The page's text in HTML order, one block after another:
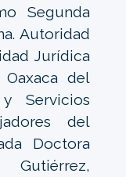
Segunda
Autoridad
Jurídica
del
Servicios
del
Doctora